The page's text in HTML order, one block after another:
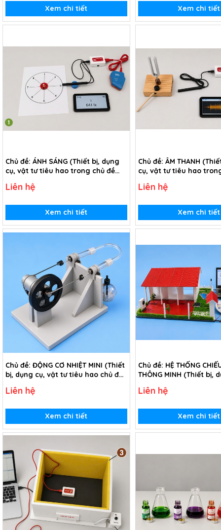
Xem chi tiết Xem chi tiết
Chủ đề: ÁNH SÁNG (Thiết bị, dụng
cụ, vật tư tiêu hao trong chủ đề
Liên hệ
Xem chi tiết
Chủ đề: ÂM THANH
cụ, vật tư tiêu hao
Liên hệ
Xem chi tiết
Chủ đề: ĐỘNG CƠ NHIỆT MINI (Thiết
bị, dụng cụ, vật tư tiêu hao chủ đề
Liên hệ
Xem chi tiết
Chủ đề: HỆ THỐNG
THÔNG MINH (Thiết bị,
sáng thông minh - lớp
Liên hệ
Xem chi tiết